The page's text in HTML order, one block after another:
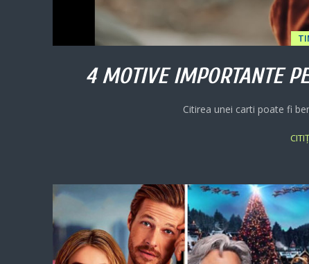
4 MOTIVE IMPORTANTE
Citirea unei carti poate fi